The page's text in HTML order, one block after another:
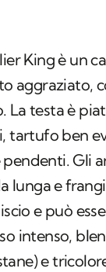
King è un
aggraziato,
La testa è
tartufo ben
pendenti. Gli
lunga e
e può
intenso,
e